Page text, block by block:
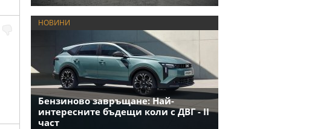
НОВИНИ
Бензиново завръщане: Най-
интересните бъдещи коли с ДВГ - II
част